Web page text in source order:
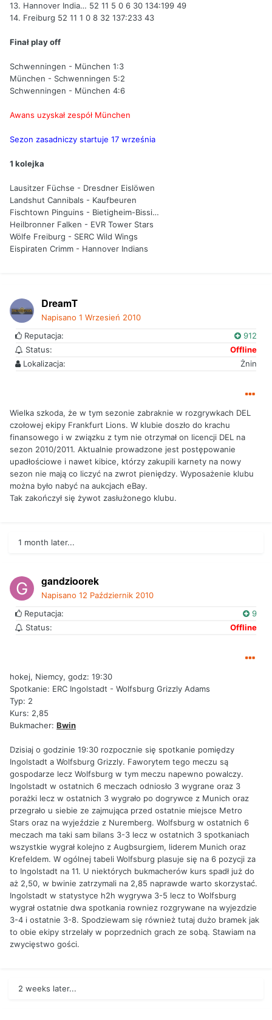
13. Hannover India… 52 11 5 0 6 30 134:199 49
14. Freiburg 52 11 1 0 8 32 137:233 43
Finał play off
Schwenningen - München 1:3
München - Schwenningen 5:2
Schwenningen - München 4:6
Awans uzyskał zespół München
Sezon zasadniczy startuje 17 września
1 kolejka
Lausitzer Füchse - Dresdner Eislöwen
Landshut Cannibals - Kaufbeuren
Fischtown Pinguins - Bietigheim-Bissi…
Heilbronner Falken - EVR Tower Stars
Wölfe Freiburg - SERC Wild Wings
Eispiraten Crimm - Hannover Indians
DreamT
Napisano 1 Wrzesień 2010
Reputacja:
912
Status:
Offline
Lokalizacja:
Żnin
Wielka szkoda, że w tym sezonie zabraknie w rozgrywkach DEL
czołowej ekipy Frankfurt Lions. W klubie doszło do krachu
finansowego i w związku z tym nie otrzymał on licencji DEL na
sezon 2010/2011. Aktualnie prowadzone jest postępowanie
upadłościowe i nawet kibice, którzy zakupili karnety na nowy
sezon nie mają co liczyć na zwrot pieniędzy. Wyposażenie klubu
można było nabyć na aukcjach eBay.
Tak zakończył się żywot zasłużonego klubu.
1 month later...
gandzioorek
Napisano 12 Październik 2010
Reputacja:
9
Status:
Offline
hokej, Niemcy, godz: 19:30
Spotkanie: ERC Ingolstadt - Wolfsburg Grizzly Adams
Typ: 2
Kurs: 2,85
Bukmacher: Bwin
Dzisiaj o godzinie 19:30 rozpocznie się spotkanie pomiędzy
Ingolstadt a Wolfsburg Grizzly. Faworytem tego meczu są
gospodarze lecz Wolfsburg w tym meczu napewno powalczy.
Ingolstadt w ostatnich 6 meczach odniosło 3 wygrane oraz 3
porażki lecz w ostatnich 3 wygrało po dogrywce z Munich oraz
przegrało u siebie ze zajmująca przed ostatnie miejsce Metro
Stars oraz na wyjeździe z Nuremberg. Wolfsburg w ostatnich 6
meczach ma taki sam bilans 3-3 lecz w ostatnich 3 spotkaniach
wszystkie wygrał kolejno z Augbsurgiem, liderem Munich oraz
Krefeldem. W ogólnej tabeli Wolfsburg plasuje się na 6 pozycji za
to Ingolstadt na 11. U niektórych bukmacherów kurs spadł już do
aż 2,50, w bwinie zatrzymali na 2,85 naprawde warto skorzystać.
Ingolstadt w statystyce h2h wygrywa 3-5 lecz to Wolfsburg
wygrał ostatnie dwa spotkania rowniez rozgrywane na wyjezdzie
3-4 i ostatnie 3-8. Spodziewam się również tutaj dużo bramek jak
to obie ekipy strzelały w poprzednich grach ze sobą. Stawiam na
zwycięstwo gości.
2 weeks later...